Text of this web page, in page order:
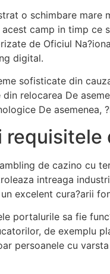
o schimbare
camp in timp ce
de Oficiul
digital.
sofisticate din
relocarea De
De asemenea,
de cazino cu
intreaga
excelent cura?arii
portalurile sa fie
de exemplu
persoanele cu